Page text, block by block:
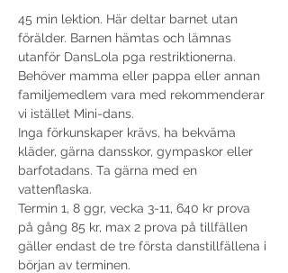
45 min lektion. Här deltar barnet utan
förälder. Barnen hämtas och lämnas
utanför DansLola pga restriktionerna.
Behöver mamma eller pappa eller annan
familjemedlem vara med rekommenderar
vi istället Mini-dans.
Inga förkunskaper krävs, ha bekväma
kläder, gärna dansskor, gympaskor eller
barfotadans. Ta gärna med en
vattenflaska.
Termin 1, 8 ggr, vecka 3-11, 640 kr prova
på gång 85 kr, max 2 prova på tillfällen
gäller endast de tre första danstillfällena i
början av terminen.